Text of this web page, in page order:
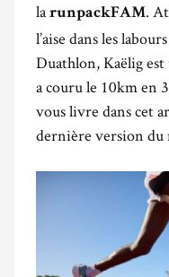
larunpackFAM.
l’aise dans les
Duathlon, Kaëlig
a couru le 10km en
vous livre dans cet
dernière version du